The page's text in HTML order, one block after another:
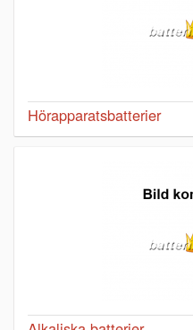
Hörapparatsbatterier